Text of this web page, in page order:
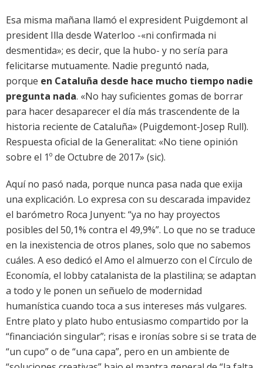
Esa misma mañana llamó el expresident Puigdemont al
president Illa desde Waterloo -«ni confirmada ni
desmentida»; es decir, que la hubo- y no sería para
felicitarse mutuamente. Nadie preguntó nada,
porque en Cataluña desde hace mucho tiempo nadie
pregunta nada. «No hay suficientes gomas de borrar
para hacer desaparecer el día más trascendente de la
historia reciente de Cataluña» (Puigdemont-Josep Rull).
Respuesta oficial de la Generalitat: «No tiene opinión
sobre el 1º de Octubre de 2017» (sic).
Aquí no pasó nada, porque nunca pasa nada que exija
una explicación. Lo expresa con su descarada impavidez
el barómetro Roca Junyent: “ya no hay proyectos
posibles del 50,1% contra el 49,9%”. Lo que no se traduce
en la inexistencia de otros planes, solo que no sabemos
cuáles. A eso dedicó el Amo el almuerzo con el Círculo de
Economía, el lobby catalanista de la plastilina; se adaptan
a todo y le ponen un señuelo de modernidad
humanística cuando toca a sus intereses más vulgares.
Entre plato y plato hubo entusiasmo compartido por la
“financiación singular”; risas e ironías sobre si se trata de
“un cupo” o de “una capa”, pero en un ambiente de